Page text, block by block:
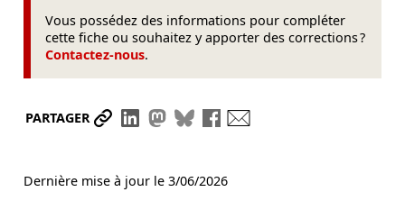
Vous possédez des informations pour compléter
cette fiche ou souhaitez y apporter des corrections ?
Contactez-nous.
PARTAGER Partager le lien
Partager sur LinkedIn
Partager sur Mastodon
Partager sur Bluesky
Partager sur Facebook
Dernière mise à jour le 3/06/2026